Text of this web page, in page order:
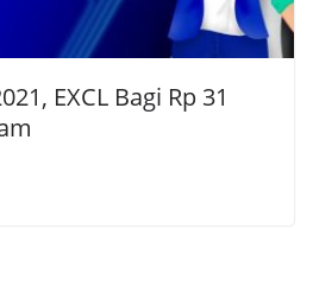
EXCL Bagi Rp 31